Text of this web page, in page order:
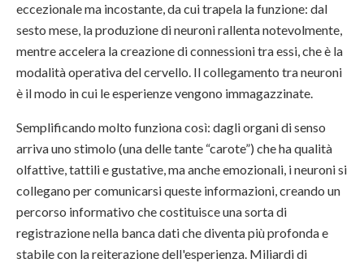
eccezionale ma incostante, da cui trapela la funzione: dal
sesto mese, la produzione di neuroni rallenta notevolmente,
mentre accelera la creazione di connessioni tra essi, che è la
modalità operativa del cervello. Il collegamento tra neuroni
è il modo in cui le esperienze vengono immagazzinate.
Semplificando molto funziona così: dagli organi di senso
arriva uno stimolo (una delle tante “carote”) che ha qualità
olfattive, tattili e gustative, ma anche emozionali, i neuroni si
collegano per comunicarsi queste informazioni, creando un
percorso informativo che costituisce una sorta di
registrazione nella banca dati che diventa più profonda e
stabile con la reiterazione dell'esperienza. Miliardi di